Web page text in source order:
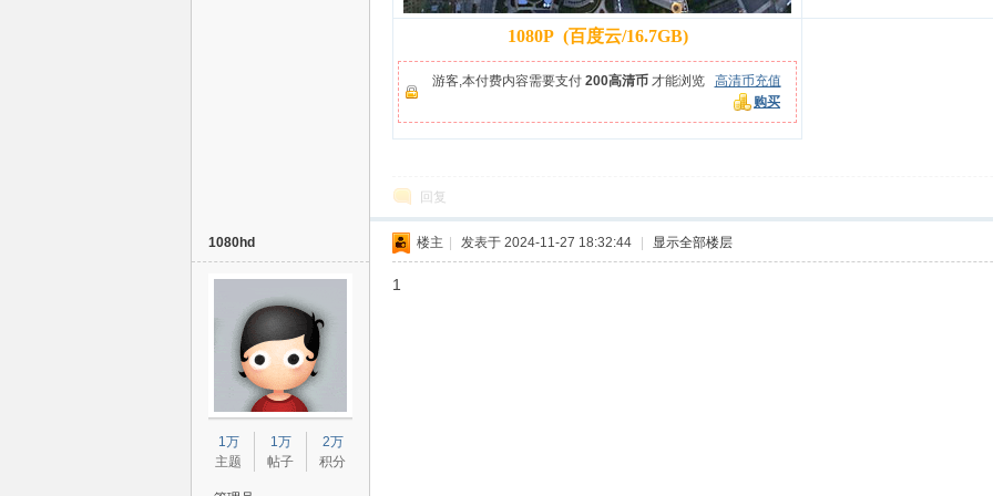
电
1080P (百度云/16.7GB)
游客,本付费内容需要支付 200高清币才能浏览 高清币充值
购买
回复
1080hd
1万
主题
1万
帖子
2万
积分
楼主 发表于 2024-11-27 18:32:44 显示全部楼层
1